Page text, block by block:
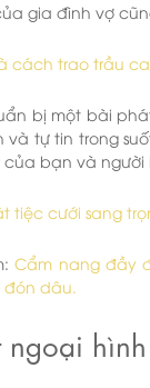
gia đình vợ
cách trao trầu
bị một bài
và tự tin trong
bạn và người
tiệc cưới sang
Cẩm nang đầy
đón dâu.
ngoại hình